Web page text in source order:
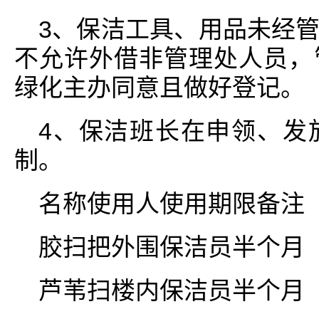
3、保洁工具、用品未经
不允许外借非管理处人员
绿化主办同意且做好登记。
4、保洁班长在申领、发
制。
名称使用人使用期限备注
胶扫把外围保洁员半个月
芦苇扫楼内保洁员半个月